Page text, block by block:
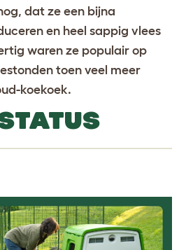
dat ze een bijna
en heel sappig vlees
waren ze populair op
toen veel meer
koekoek.